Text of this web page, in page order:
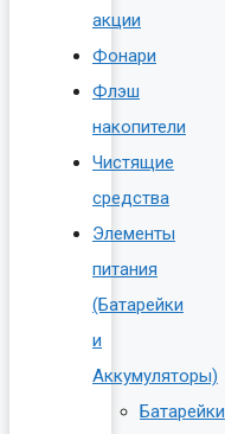
акции
Фонари
Флэш
накопители
Чистящие
средства
Элементы
питания
(Батарейки
и
Аккумуляторы)
Батарейки